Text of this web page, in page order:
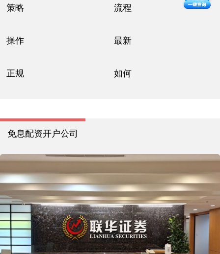
策略 流程
操作 最新
正规 如何
免息配资开户公司